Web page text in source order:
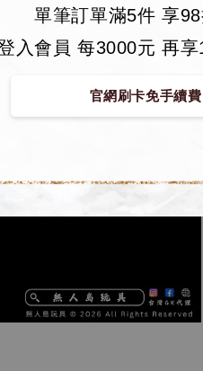
單筆訂單滿5件 享
入會員 每3000元 再享
官網刷卡免手續費